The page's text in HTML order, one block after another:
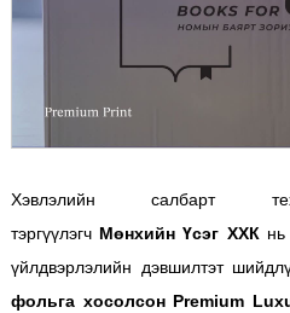
Хэвлэлийн салбарт
тэргүүлэгч Мөнхийн Үсэг ХХК
үйлдвэрлэлийн дэвшилтэт
фольга хосолсон Premium